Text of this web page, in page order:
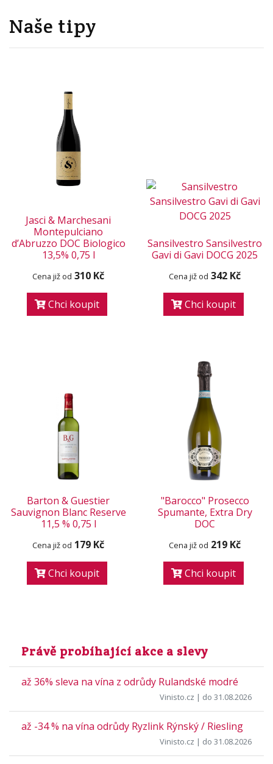
Naše tipy
Jasci & Marchesani
Montepulciano
d’Abruzzo DOC Biologico
13,5% 0,75 l
Cena již od 310 Kč
Chci koupit
Sansilvestro Sansilvestro
Gavi di Gavi DOCG 2025
Cena již od 342 Kč
Chci koupit
Barton & Guestier
Sauvignon Blanc Reserve
11,5 % 0,75 l
Cena již od 179 Kč
Chci koupit
"Barocco" Prosecco
Spumante, Extra Dry
DOC
Cena již od 219 Kč
Chci koupit
Právě probíhající akce a slevy
až 36% sleva na vína z odrůdy Rulandské modré
Vinisto.cz | do 31.08.2026
až -34 % na vína odrůdy Ryzlink Rýnský / Riesling
Vinisto.cz | do 31.08.2026